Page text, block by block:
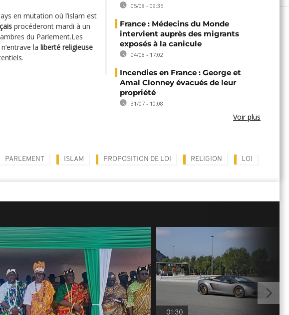
en mutation où l’islam est
procéderont mardi à un
du Parlement.Les
la liberté religieuse
05/08 - 09:35
France : Médecins du Monde
intervient auprès des migrants
exposés à la canicule
04/08 - 17:02
Incendies en France : George et
Amal Clonney évacués de leur
propriété
31/07 - 10:08
Voir plus
PARLEMENT ISLAM PROPOSITION DE LOI RELIGION LOI
01:30